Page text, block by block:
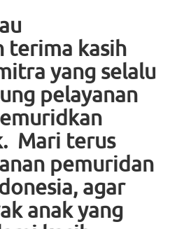
terima kasih
yang selalu
pelayanan
Mari terus
pemuridan
agar
anak yang